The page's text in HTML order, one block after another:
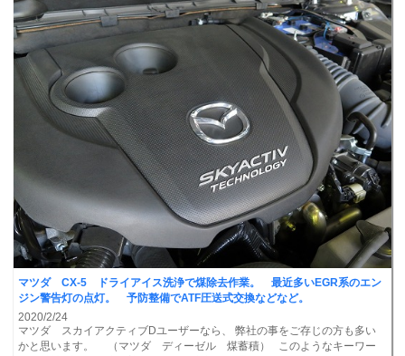
マツダ CX-5 ドライアイス洗浄で煤除去作業。 最近多いEGR系のエン
ジン警告灯の点灯。 予防整備でATF圧送式交換などなど。
2020/2/24
マツダ スカイアクティブDユーザーなら、 弊社の事をご存じの方も多い
かと思います。 （マツダ ディーゼル 煤蓄積） このようなキーワー